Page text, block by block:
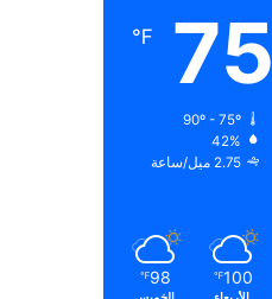
75
℉
90º - 75º
42%
2.75 ميل/ساعة
100
℉
98
℉